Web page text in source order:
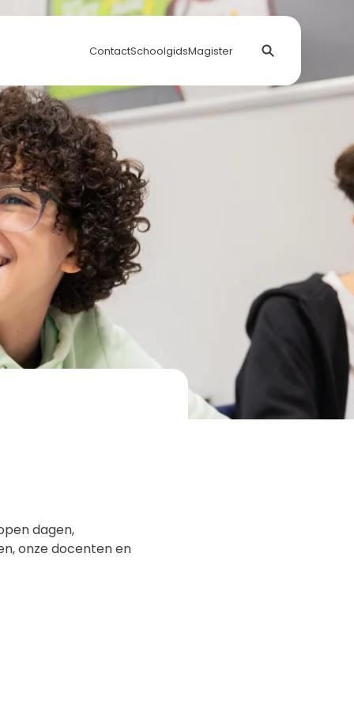
ContactSchoolgidsMagister
dagen,
onze docenten en